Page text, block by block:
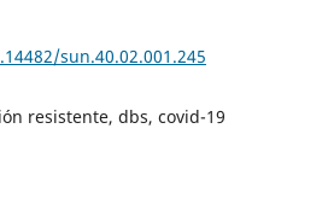
sun.40.02.001.245
resistente, dbs, covid-19